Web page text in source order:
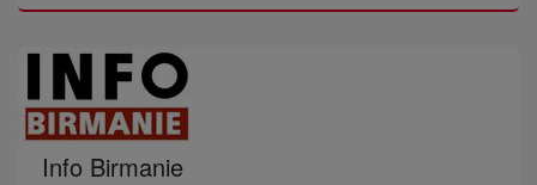
Info Birmanie